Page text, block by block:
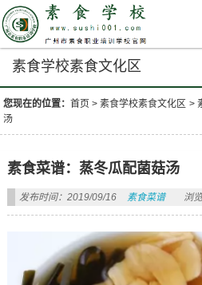
素食学校素食文化区
您现在的位置：首页 >素食学校素食文化区 >
汤
素食菜谱：蒸冬瓜配菌菇汤
发布时间：2019/09/16 素食菜谱 浏